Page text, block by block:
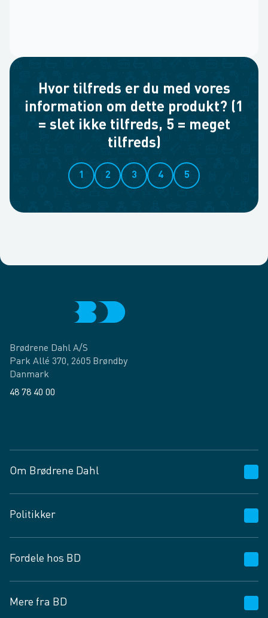
Hvor tilfreds er du med vores
information om dette produkt? (1
= slet ikke tilfreds, 5 = meget
tilfreds)
1 2 3 4 5
Brødrene Dahl A/S
Park Allé 370, 2605 Brøndby
Danmark
48 78 40 00
Om Brødrene Dahl
Vagttelefon 30 10 89 89
Spørgsmål og svar
Job og karriere
Fødevarekontrolrapport
Politikker
Privatlivspolitik
Cookies
Vilkår og betingelser
Fordele hos BD
BD app
Mere fra BD